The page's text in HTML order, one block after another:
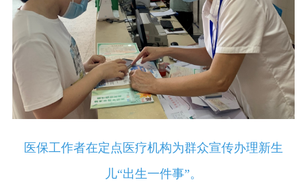
医保工作者在定点医疗机构为群众宣传办理新生
儿“出生一件事”。